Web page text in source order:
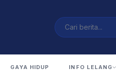
GAYA HIDUP INFO LELANG